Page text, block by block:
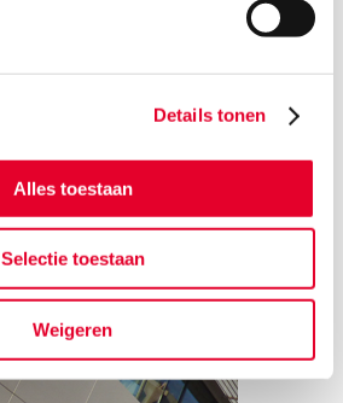
Details tonen
Alles toestaan
Selectie toestaan
Weigeren